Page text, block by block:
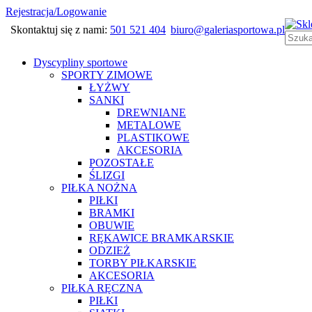
Rejestracja/Logowanie
Skontaktuj się z nami: 501 521 404 biuro@galeriasportowa.pl
Dyscypliny sportowe
SPORTY ZIMOWE
ŁYŻWY
SANKI
DREWNIANE
METALOWE
PLASTIKOWE
AKCESORIA
POZOSTAŁE
ŚLIZGI
PIŁKA NOŻNA
PIŁKI
BRAMKI
OBUWIE
RĘKAWICE BRAMKARSKIE
ODZIEŻ
TORBY PIŁKARSKIE
AKCESORIA
PIŁKA RĘCZNA
PIŁKI